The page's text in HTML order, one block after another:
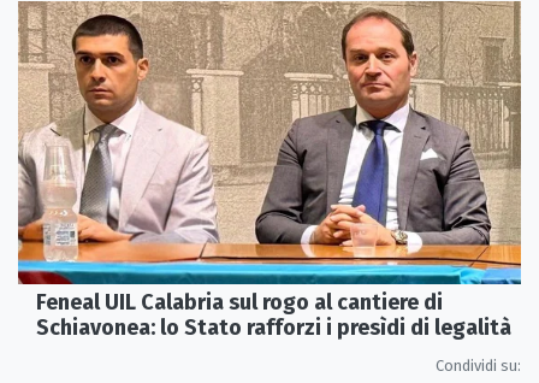
Feneal UIL Calabria sul rogo al cantiere di
Schiavonea: lo Stato rafforzi i presìdi di legalità
Condividi su: